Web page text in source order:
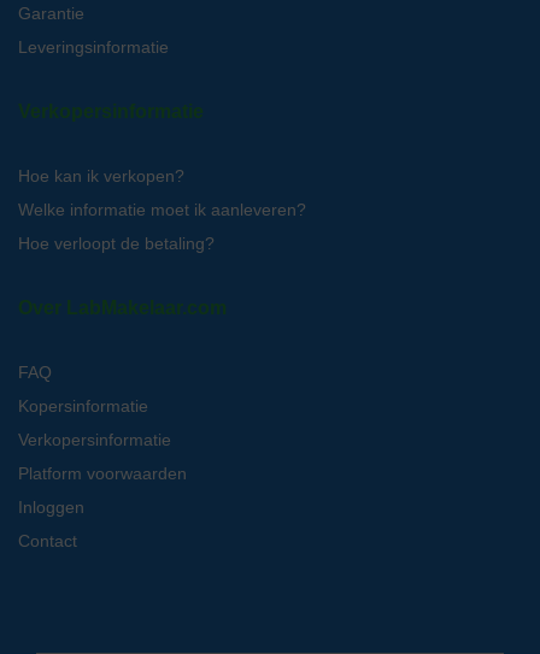
Garantie
Leveringsinformatie
Verkopersinformatie
Hoe kan ik verkopen?
Welke informatie moet ik aanleveren?
Hoe verloopt de betaling?
Over LabMakelaar.com
FAQ
Kopersinformatie
Verkopersinformatie
Platform voorwaarden
Inloggen
Contact